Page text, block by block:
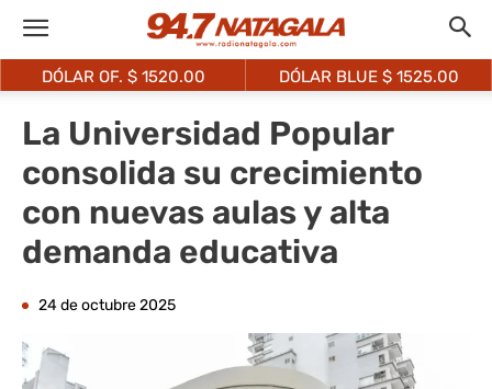
DÓLAR OF. $ 1520.00 DÓLAR BLUE $ 1525.00
La Universidad Popular
consolida su crecimiento
con nuevas aulas y alta
demanda educativa
24 de octubre 2025